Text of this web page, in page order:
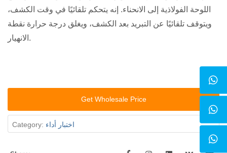
اللوحة الفولاذية إلى الانحناء. إنه يتحكم تلقائيًا في وقت الكشف،
ويتوقف تلقائيًا عن التبريد بعد الكشف، ويغلق درجة حرارة نقطة
الانهيار.
Get Wholesale Price
Category: اختبار أداء